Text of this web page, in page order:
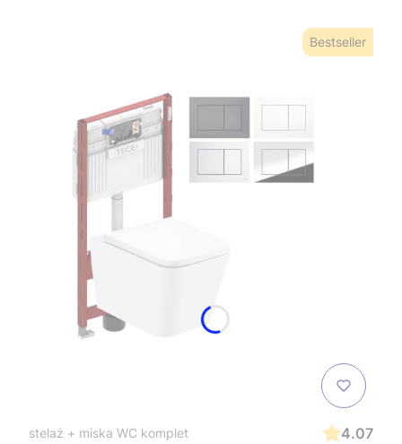
Bestseller
stelaż + miska WC komplet
4.07